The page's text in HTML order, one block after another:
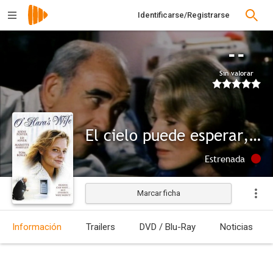
Identificarse/Registrarse
--
Sin valorar
El cielo puede esperar, pero la mujer de O'Hara no
Estrenada
Marcar ficha
Información Trailers DVD / Blu-Ray Noticias